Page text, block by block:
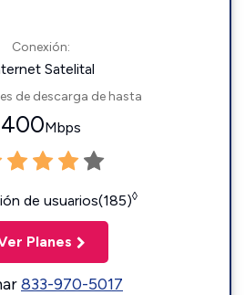
Conexión:
Satelital
de descarga de hasta
400Mbps
de usuarios(185)◊
Planes
833-970-5017